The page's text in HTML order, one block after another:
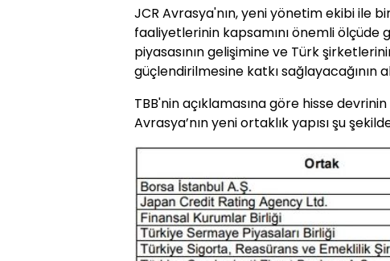
JCR Avrasya'nın, yeni yönetim ekibi ile
faaliyetlerinin kapsamını önemli
piyasasının gelişimine ve Türk
güçlendirilmesine katkı sağlayacağının
TBB'nin açıklamasına göre hisse
Avrasya’nın yeni ortaklık yapısı şu